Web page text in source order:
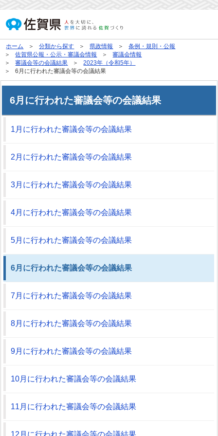
ホーム 分類から探す 県政情報
条例・規則・公報
佐賀県公報・公示・審議会情報
審議会情報
審議会等の会議結果
2023年（令和5年）
6月に行われた審議会等の会議結果
6月に行われた審議会等の会議結果
1月に行われた審議会等の会議結果
2月に行われた審議会等の会議結果
3月に行われた審議会等の会議結果
4月に行われた審議会等の会議結果
5月に行われた審議会等の会議結果
6月に行われた審議会等の会議結果
7月に行われた審議会等の会議結果
8月に行われた審議会等の会議結果
9月に行われた審議会等の会議結果
10月に行われた審議会等の会議結果
11月に行われた審議会等の会議結果
12月に行われた審議会等の会議結果